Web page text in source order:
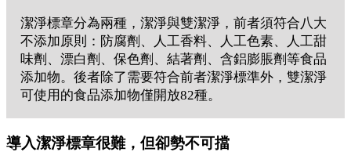
潔淨標章分為兩種，潔淨與雙潔淨，前者須符合八大
不添加原則：防腐劑、人工香料、人工色素、人工甜
味劑、漂白劑、保色劑、結著劑、含鋁膨脹劑等食品
添加物。後者除了需要符合前者潔淨標準外，雙潔淨
可使用的食品添加物僅開放82種。
導入潔淨標章很難，但卻勢不可擋